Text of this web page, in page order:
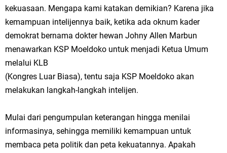
kekuasaan. Mengapa kami katakan demikian? Karena jika
kemampuan intelijennya baik, ketika ada oknum kader
demokrat bernama dokter hewan Johny Allen Marbun
menawarkan KSP Moeldoko untuk menjadi Ketua Umum
melalui KLB
(Kongres Luar Biasa), tentu saja KSP Moeldoko akan
melakukan langkah-langkah intelijen.
Mulai dari pengumpulan keterangan hingga menilai
informasinya, sehingga memiliki kemampuan untuk
membaca peta politik dan peta kekuatannya. Apakah